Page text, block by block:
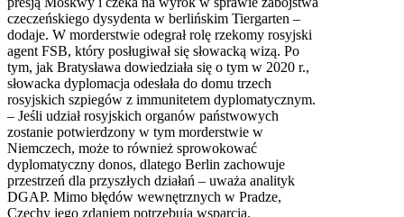
czeczeńskiego dysydenta w berlińskim Tiergarten –
dodaje. W morderstwie odegrał rolę rzekomy rosyjski
agent FSB, który posługiwał się słowacką wizą. Po
tym, jak Bratysława dowiedziała się o tym w 2020 r.,
słowacka dyplomacja odesłała do domu trzech
rosyjskich szpiegów z immunitetem dyplomatycznym.
– Jeśli udział rosyjskich organów państwowych
zostanie potwierdzony w tym morderstwie w
Niemczech, może to również sprowokować
dyplomatyczny donos, dlatego Berlin zachowuje
przestrzeń dla przyszłych działań – uważa analityk
DGAP. Mimo błędów wewnętrznych w Pradze,
Czechy jego zdaniem potrzebują wsparcia.